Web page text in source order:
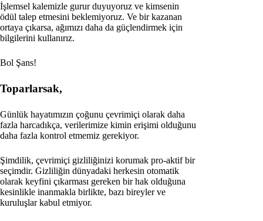
İşlemsel kalemizle gurur duyuyoruz ve kimsenin
ödül talep etmesini beklemiyoruz. Ve bir kazanan
ortaya çıkarsa, ağımızı daha da güçlendirmek için
bilgilerini kullanırız.
Bol Şans!
Toparlarsak,
Günlük hayatımızın çoğunu çevrimiçi olarak daha
fazla harcadıkça, verilerimize kimin erişimi olduğunu
daha fazla kontrol etmemiz gerekiyor.
Şimdilik, çevrimiçi gizliliğinizi korumak pro-aktif bir
seçimdir. Gizliliğin dünyadaki herkesin otomatik
olarak keyfini çıkarması gereken bir hak olduğuna
kesinlikle inanmakla birlikte, bazı bireyler ve
kuruluşlar kabul etmiyor.